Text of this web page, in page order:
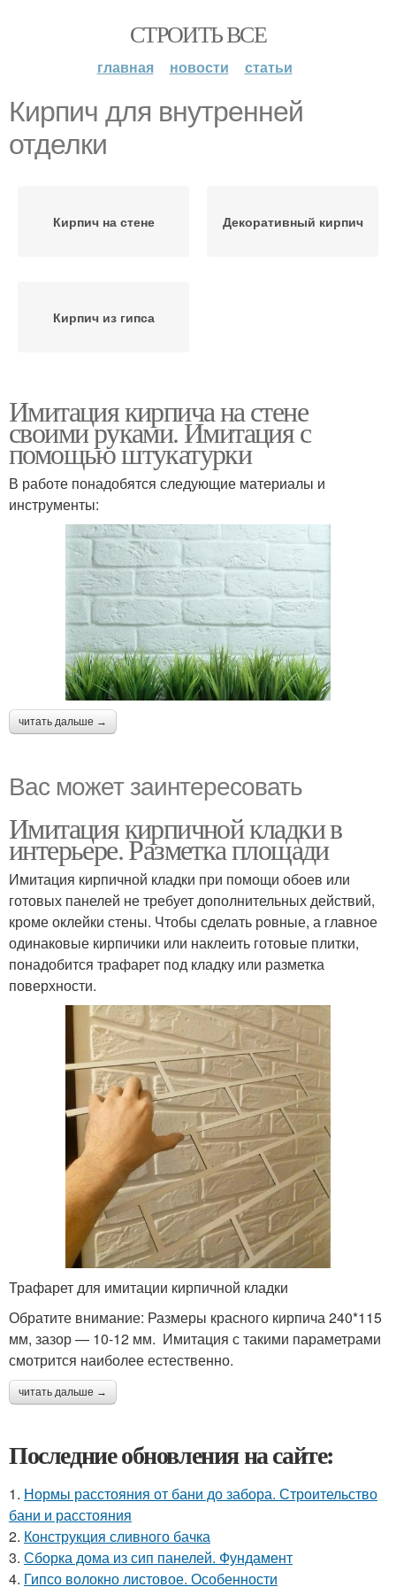
СТРОИТЬ ВСЕ
главная новости статьи
Кирпич для внутренней
отделки
Кирпич на стене Декоративный кирпич
Кирпич из гипса
Имитация кирпича на стене
своими руками. Имитация с
помощью штукатурки
В работе понадобятся следующие материалы и
инструменты:
читать дальше →
Вас может заинтересовать
Имитация кирпичной кладки в
интерьере. Разметка площади
Имитация кирпичной кладки при помощи обоев или
готовых панелей не требует дополнительных действий,
кроме оклейки стены. Чтобы сделать ровные, а главное
одинаковые кирпичики или наклеить готовые плитки,
понадобится трафарет под кладку или разметка
поверхности.
Трафарет для имитации кирпичной кладки
Обратите внимание: Размеры красного кирпича 240*115
мм, зазор — 10-12 мм. Имитация с такими параметрами
смотрится наиболее естественно.
читать дальше →
Последние обновления на сайте:
1. Нормы расстояния от бани до забора. Строительство
бани и расстояния
2. Конструкция сливного бачка
3. Сборка дома из сип панелей. Фундамент
4. Гипсо волокно листовое. Особенности